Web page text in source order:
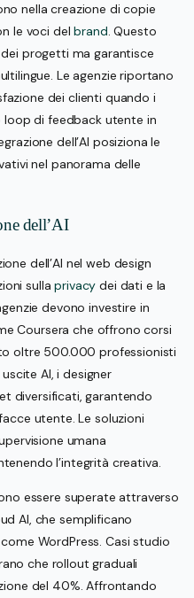
nella creazione di copie
le voci delbrand. Questo
progetti ma garantisce
Le agenzie riportano
dei clienti quando i
loop di feedback utente in
dell’AI posiziona le
nel panorama delle
dell’AI
dell’AI nel web design
sullaprivacy dei dati e la
devono investire in
Coursera che offrono corsi
oltre 500.000 professionisti
AI, i designer
diversificati, garantendo
utente. Le soluzioni
umana
l’integrità creativa.
essere superate attraverso
AI, che semplificano
WordPress. Casi studio
che rollout graduali
del 40%. Affrontando